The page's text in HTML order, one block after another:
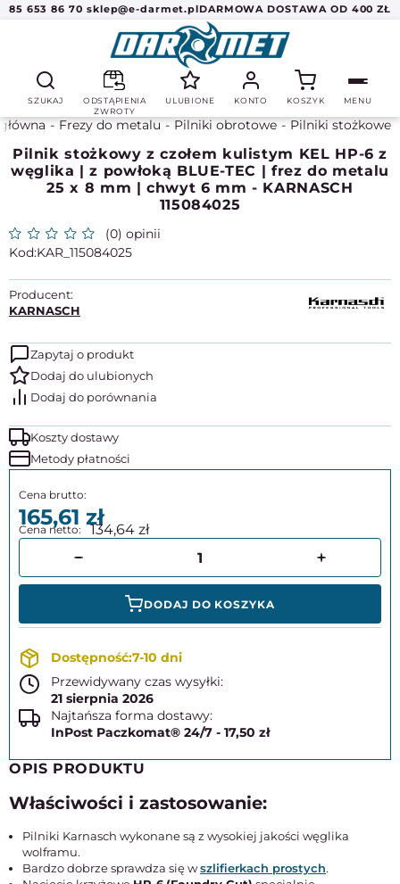
85 653 86 70 sklep@e-darmet.plDARMOWA DOSTAWA OD 400 ZŁ
SZUKAJ
ODSTĄPIENIA
ZWROTY
ULUBIONE KONTO KOSZYK MENU
Frezy do metalu Pilniki obrotowe Pilniki stożkowe
Pilnik stożkowy z czołem kulistym KEL HP-6 z
węglika | z powłoką BLUE-TEC | frez do metalu
25 x 8 mm | chwyt 6 mm - KARNASCH
115084025
(0) opinii
KAR_115084025
Producent:
KARNASCH
Zapytaj o produkt
Koszty dostawy
Metody płatności
165,61 134,64
DODAJ DO KOSZYKA
7-10 dni
Przewidywany czas wysyłki:
21 sierpnia 2026
Najtańsza forma dostawy:
InPost Paczkomat® 24/7 - 17,50 zł
OPIS PRODUKTU
Właściwości i zastosowanie:
Pilniki Karnasch wykonane są z wysokiej jakości węglika
wolframu.
Bardzo dobrze sprawdza się wszlifierkach prostych.